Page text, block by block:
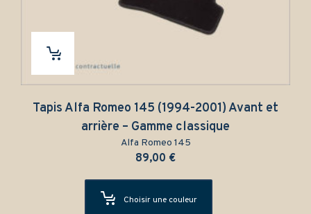
Tapis Alfa Romeo 145 (1994-2001) Avant et
arrière – Gamme classique
Alfa Romeo 145
89,00 €
Choisir une couleur